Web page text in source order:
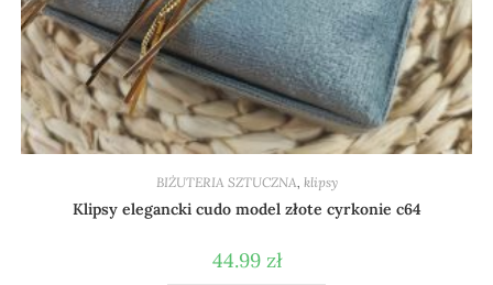
BIŻUTERIA SZTUCZNA klipsy
Klipsy elegancki cudo model złote cyrkonie c64
44.99 zł